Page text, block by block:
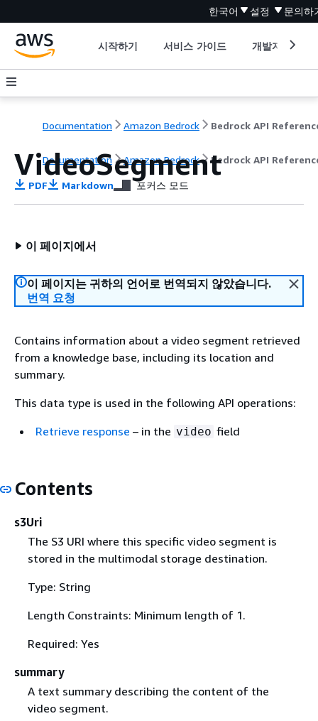
한국어 설정 문의하
시작하기 서비스 가이드 개발자 도구
Documentation Amazon Bedrock Bedrock API
Documentation Amazon Bedrock Bedrock API
VideoSegment
PDF Markdown 포커스 모드
이 페이지에서
이 페이지는 귀하의 언어로 번역되지 않았습니다.
번역 요청
Contains information about a video segment retrieved
from a knowledge base, including its location and
summary.
This data type is used in the following API operations:
Retrieve response – in the video field
Contents
s3Uri
The S3 URI where this specific video segment is
stored in the multimodal storage destination.
Type: String
Length Constraints: Minimum length of 1.
Required: Yes
summary
A text summary describing the content of the
video segment.